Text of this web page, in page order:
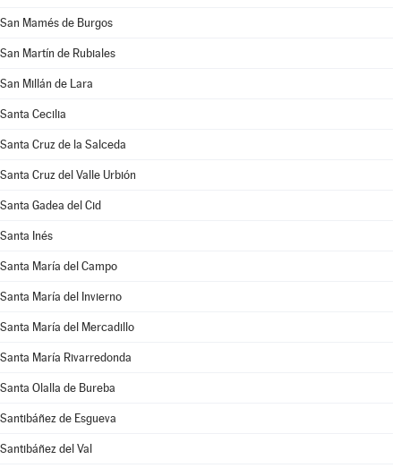
San Mamés de Burgos
San Martín de Rubiales
San Millán de Lara
Santa Cecilia
Santa Cruz de la Salceda
Santa Cruz del Valle Urbión
Santa Gadea del Cid
Santa Inés
Santa María del Campo
Santa María del Invierno
Santa María del Mercadillo
Santa María Rivarredonda
Santa Olalla de Bureba
Santibáñez de Esgueva
Santibáñez del Val